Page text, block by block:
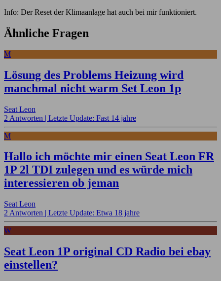
Info: Der Reset der Klimaanlage hat auch bei mir funktioniert.
Ähnliche Fragen
M
Lösung des Problems Heizung wird
manchmal nicht warm Set Leon 1p
Seat Leon
2 Antworten | Letzte Update: Fast 14 jahre
M
Hallo ich möchte mir einen Seat Leon FR
1P 2l TDI zulegen und es würde mich
interessieren ob jeman
Seat Leon
2 Antworten | Letzte Update: Etwa 18 jahre
W
Seat Leon 1P original CD Radio bei ebay
einstellen?